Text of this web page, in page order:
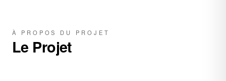
À PROPOS DU PROJET
Le Projet